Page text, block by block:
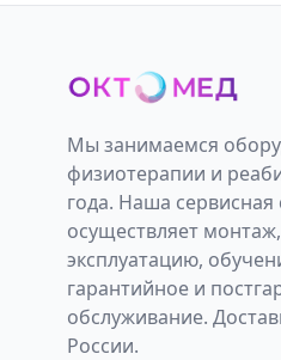
Мы занимаемся
физиотерапии и
года. Наша сервисная
осуществляет
эксплуатацию,
гарантийное и
обслуживание.
России.